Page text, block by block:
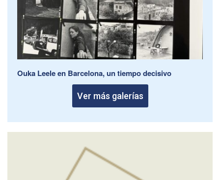
Ouka Leele en Barcelona, un tiempo decisivo
Ver más galerías